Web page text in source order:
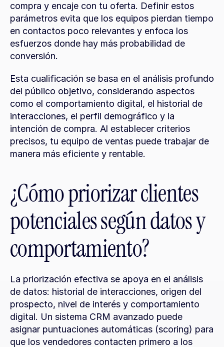
compra y encaje con tu oferta. Definir estos
parámetros evita que los equipos pierdan tiempo
en contactos poco relevantes y enfoca los
esfuerzos donde hay más probabilidad de
conversión.
Esta cualificación se basa en el análisis profundo
del público objetivo, considerando aspectos
como el comportamiento digital, el historial de
interacciones, el perfil demográfico y la
intención de compra. Al establecer criterios
precisos, tu equipo de ventas puede trabajar de
manera más eficiente y rentable.
¿Cómo priorizar clientes
potenciales según datos y
comportamiento?
La priorización efectiva se apoya en el análisis
de datos: historial de interacciones, origen del
prospecto, nivel de interés y comportamiento
digital. Un sistema CRM avanzado puede
asignar puntuaciones automáticas (scoring) para
que los vendedores contacten primero a los